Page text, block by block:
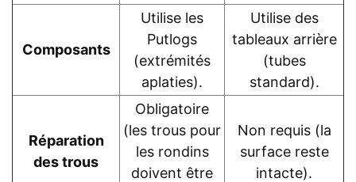
Composants
Utilise les
Putlogs
(extrémités
aplaties).
Utilise des
tableaux arrière
(tubes
standard).
Réparation
des trous
Obligatoire
(les trous pour
les rondins
doivent être
Non requis (la
surface reste
intacte).